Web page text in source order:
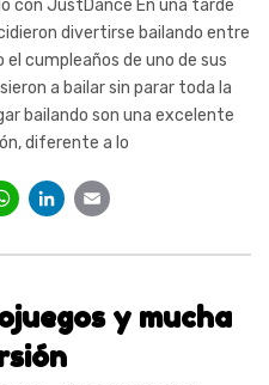
con JustDance En una tarde
divertirse bailando entre
cumpleaños de uno de sus
a bailar sin parar toda la
bailando son una excelente
diferente a lo
WhatsApp
LinkedIn
y mucha